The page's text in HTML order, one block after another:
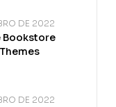
DE 2022
Bookstore
DE 2022